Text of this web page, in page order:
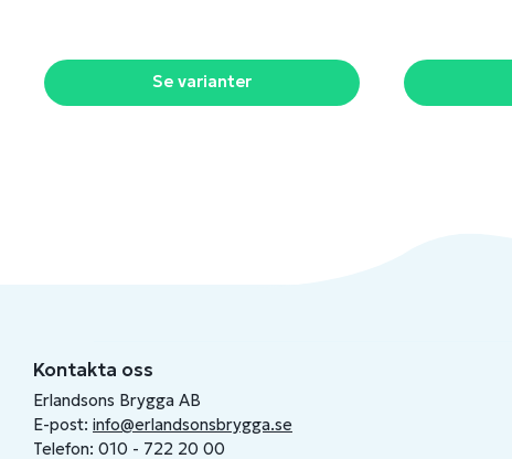
Se varianter
Kontakta oss
Erlandsons Brygga AB
E-post: info@erlandsonsbrygga.se
Telefon: 010 - 722 20 00